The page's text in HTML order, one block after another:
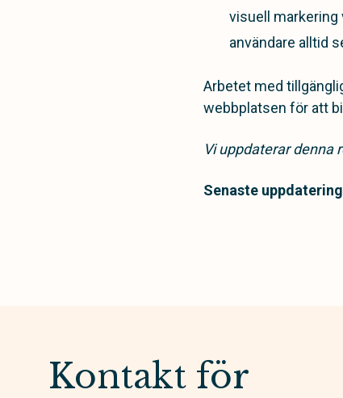
visuell markering
användare alltid
Arbetet med
webbplatsen för att
Vi uppdaterar denna
Senaste
Kontakt för